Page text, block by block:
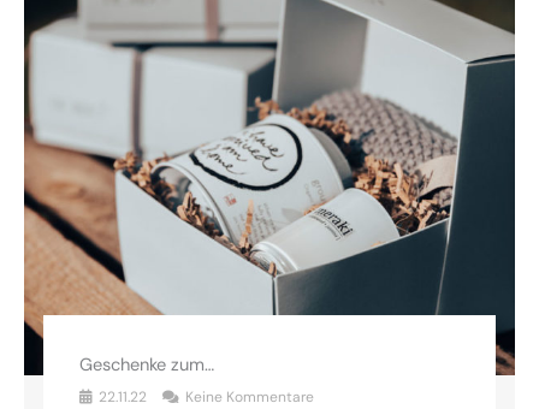
Geschenke zum…
22.11.22 Keine Kommentare